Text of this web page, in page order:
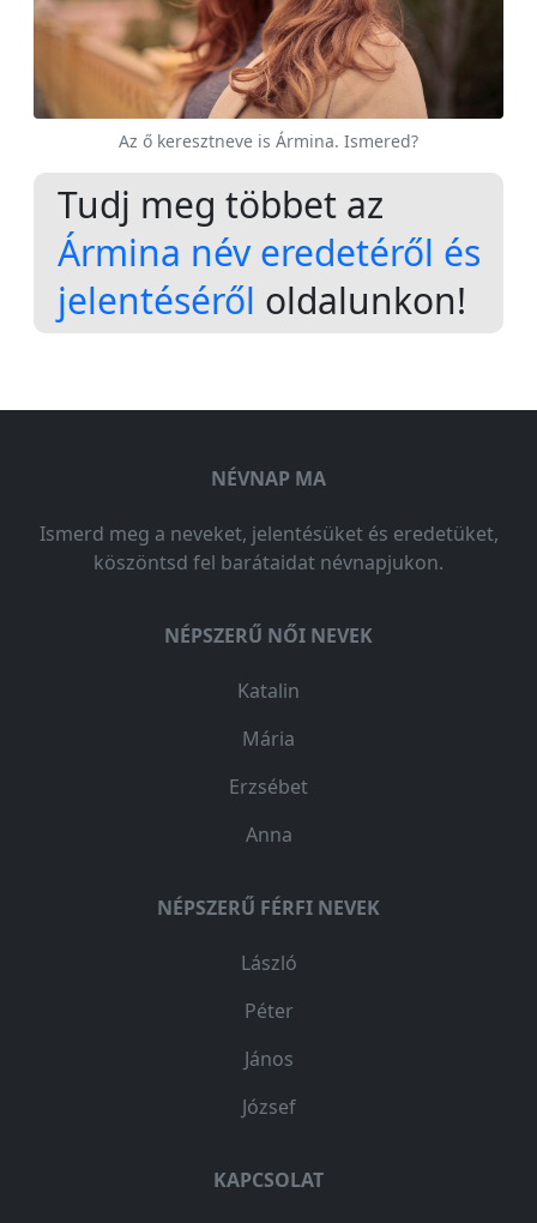
Az ő keresztneve is Ármina. Ismered?
Tudj meg többet az
Ármina név eredetéről és
jelentéséről oldalunkon!
NÉVNAP MA
Ismerd meg a neveket, jelentésüket és eredetüket,
köszöntsd fel barátaidat névnapjukon.
NÉPSZERŰ NŐI NEVEK
Katalin
Mária
Erzsébet
Anna
NÉPSZERŰ FÉRFI NEVEK
László
Péter
János
József
KAPCSOLAT